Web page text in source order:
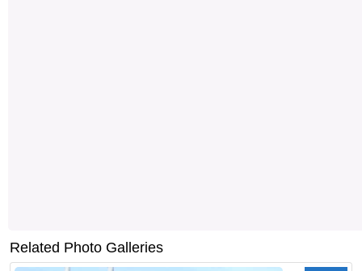
Related Photo Galleries